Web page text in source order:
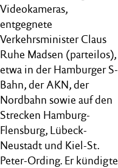
Videokameras,
entgegnete
Verkehrsminister Claus
Ruhe Madsen (parteilos),
etwa in der Hamburger S-
Bahn, der AKN, der
Nordbahn sowie auf den
Strecken Hamburg-
Flensburg, Lübeck-
Neustadt und Kiel-St.
Peter-Ording. Er kündigte